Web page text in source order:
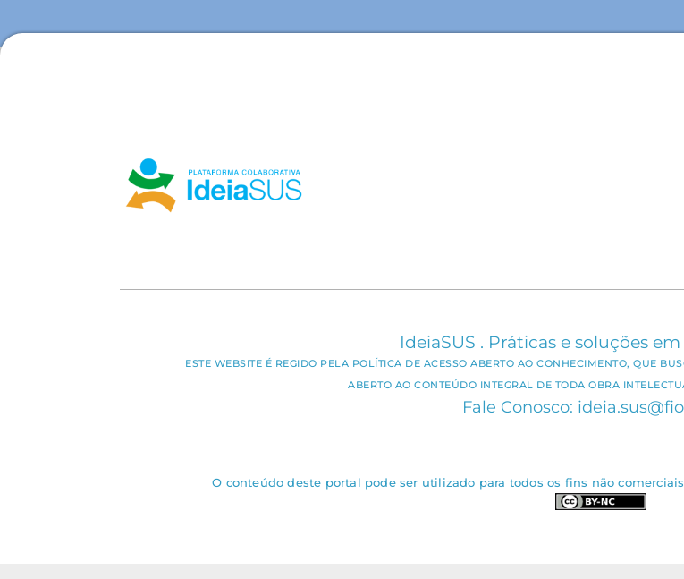
IdeiaSUS . Práticas e soluções
ESTE WEBSITE É REGIDO PELA POLÍTICA DE ACESSO ABERTO AO CONHECIMENTO, QUE
ABERTO AO CONTEÚDO INTEGRAL DE TODA OBRA
Fale Conosco:
O conteúdo deste portal pode ser utilizado para todos os fins não